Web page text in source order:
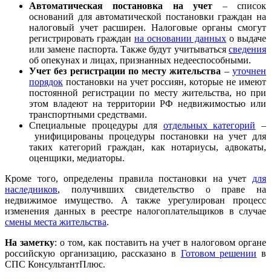
Автоматическая постановка на учет – список
оснований для автоматической постановки граждан на
налоговый учет расширен. Налоговые органы смогут
регистрировать граждан на основании данных о выдаче
или замене паспорта. Также будут учитываться сведения
об опекунах и лицах, признанных недееспособными.
Учет без регистрации по месту жительства –уточнен
порядок постановки на учет россиян, которые не имеют
постоянной регистрации по месту жительства, но при
этом владеют на территории РФ недвижимостью или
транспортными средствами.
Специальные процедуры для отдельных категорий –
унифицированы процедуры постановки на учет для
таких категорий граждан, как нотариусы, адвокаты,
оценщики, медиаторы.
Кроме того, определены правила постановки на учет для
наследников, получивших свидетельство о праве на
недвижимое имущество. А также урегулирован процесс
изменения данных в реестре налогоплательщиков в случае
смены места жительства.
На заметку: о том, как поставить на учет в налоговом органе
российскую организацию, рассказано в Готовом решении в
СПС КонсультантПлюс.